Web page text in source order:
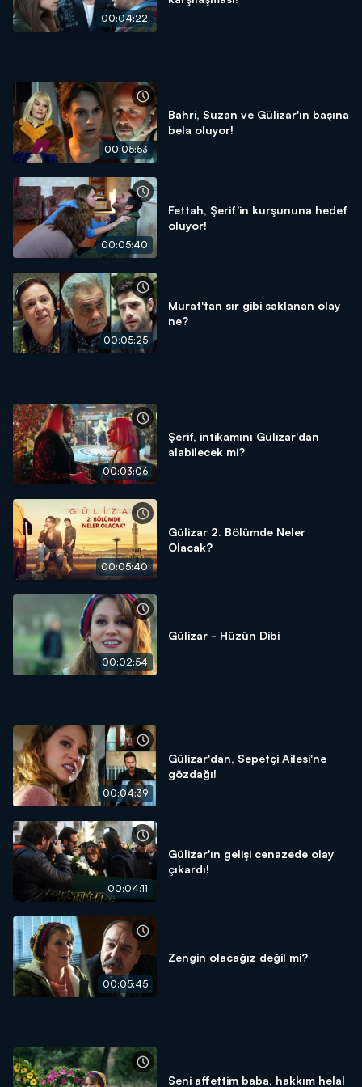
00:04:22
00:05:53
Bahri, Suzan ve Gülizar'ın başına
bela oluyor!
00:05:40
Fettah, Şerif'in kurşununa hedef
oluyor!
00:05:25
Murat'tan sır gibi saklanan olay
ne?
00:03:06
Şerif, intikamını Gülizar'dan
alabilecek mi?
00:05:40
Gülizar 2. Bölümde Neler
Olacak?
00:02:54
Gülizar - Hüzün Dibi
00:04:39
Gülizar'dan, Sepetçi Ailesi'ne
gözdağı!
00:04:11
Gülizar'ın gelişi cenazede olay
çıkardı!
00:05:45
Zengin olacağız değil mi?
Seni affettim baba, hakkım helal